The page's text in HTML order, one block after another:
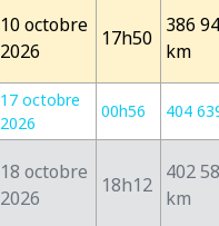
10 octobre
2026
17h50
386
km
17 octobre
2026
00h56 404
18 octobre
2026
18h12
402
km